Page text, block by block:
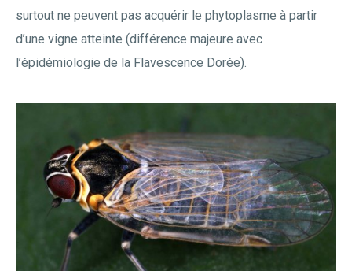
surtout ne peuvent pas acquérir le phytoplasme à partir
d’une vigne atteinte (différence majeure avec
l’épidémiologie de la Flavescence Dorée).